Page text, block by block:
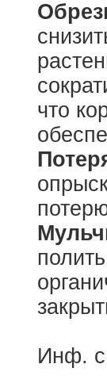
что
Инф. с